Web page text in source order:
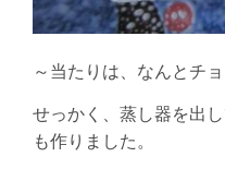
～当たりは、なんとチ
せっかく、蒸し器を出
も作りました。